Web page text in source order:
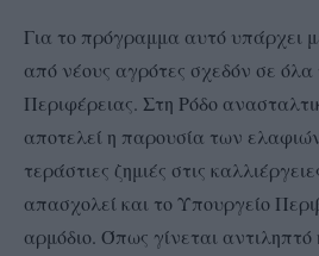
Για το πρόγραμμα αυτό υπάρχει
από νέους αγρότες σχεδόν σε όλα
Περιφέρειας. Στη Ρόδο
αποτελεί η παρουσία των
τεράστιες ζημιές στις
απασχολεί και το Υπουργείο
αρμόδιο. Όπως γίνεται